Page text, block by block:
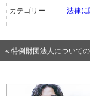
カテゴリー 法律に
« 特例財団法人について